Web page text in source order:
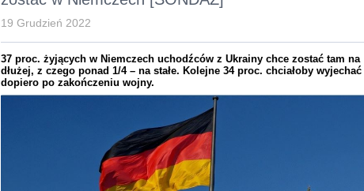
19 Grudzień 2022
37 proc. żyjących w Niemczech uchodźców z Ukrainy chce zostać tam na
dłużej, z czego ponad 1/4 – na stałe. Kolejne 34 proc. chciałoby wyjechać
dopiero po zakończeniu wojny.